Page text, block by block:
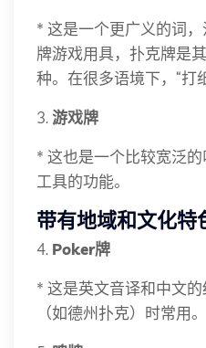
* 这是一个更广义的词
牌游戏用具，扑克牌是
种。在很多语境下，“打
3.游戏牌
* 这也是一个比较宽泛
工具的功能。
带有地域和文化特
4. Poker牌
* 这是英文音译和中文
（如德州扑克）时常用。